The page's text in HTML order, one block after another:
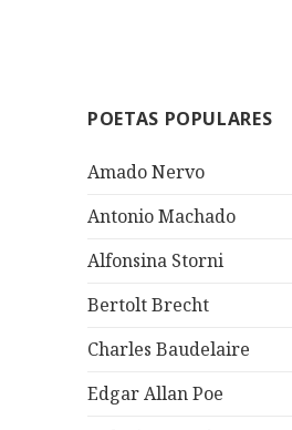
POETAS POPULARES
Amado Nervo
Antonio Machado
Alfonsina Storni
Bertolt Brecht
Charles Baudelaire
Edgar Allan Poe